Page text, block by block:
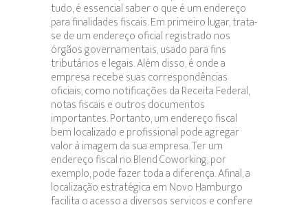
tudo, é essencial saber o que é um endereço
para finalidades fiscais. Em primeiro lugar, trata-
se de um endereço oficial registrado nos
órgãos governamentais, usado para fins
tributários e legais. Além disso, é onde a
empresa recebe suas correspondências
oficiais, como notificações da Receita Federal,
notas fiscais e outros documentos
importantes. Portanto, um endereço fiscal
bem localizado e profissional pode agregar
valor à imagem da sua empresa. Ter um
endereço fiscal no Blend Coworking, por
exemplo, pode fazer toda a diferença. Afinal, a
localização estratégica em Novo Hamburgo
facilita o acesso a diversos serviços e confere